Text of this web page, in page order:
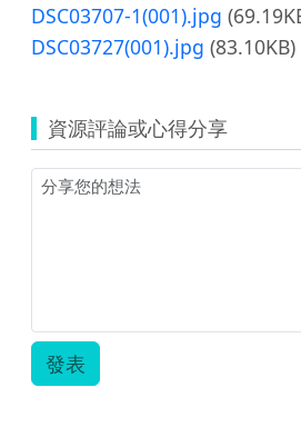
DSC03707-1(001).jpg
DSC03727(001).jpg (83.10KB)
資源評論或心得分享
發表